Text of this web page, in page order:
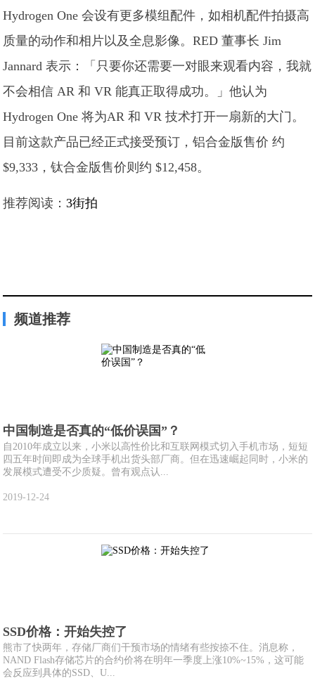
Hydrogen One 会设有更多模组配件，如相机配件拍摄高
质量的动作和相片以及全息影像。RED 董事长 Jim
Jannard 表示：「只要你还需要一对眼来观看内容，我就
不会相信 AR 和 VR 能真正取得成功。」他认为
Hydrogen One 将为AR 和 VR 技术打开一扇新的大门。
目前这款产品已经正式接受预订，铝合金版售价 约
$9,333，钛合金版售价则约 $12,458。
推荐阅读：3街拍
频道推荐
中国制造是否真的“低价误国”？
自2010年成立以来，小米以高性价比和互联网模式切入手机市场，短短
四五年时间即成为全球手机出货头部厂商。但在迅速崛起同时，小米的
发展模式遭受不少质疑。曾有观点认...
2019-12-24
SSD价格：开始失控了
熊市了快两年，存储厂商们干预市场的情绪有些按捺不住。消息称，
NAND Flash存储芯片的合约价将在明年一季度上涨10%~15%，这可能
会反应到具体的SSD、U...